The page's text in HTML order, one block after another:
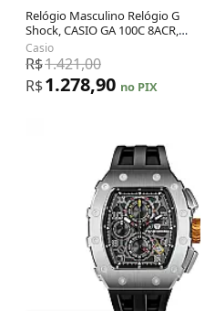
Relógio Masculino Relógio G
Shock, CASIO GA 100C 8ACR,
Azul
Casio
R$1.421,00
R$1.278,90 no PIX
Adicionar ao carrinho